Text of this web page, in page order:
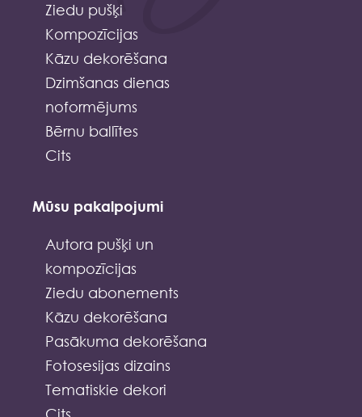
Ziedu pušķi
Kompozīcijas
Kāzu dekorēšana
Dzimšanas dienas
noformējums
Bērnu ballītes
Cits
Mūsu pakalpojumi
Autora pušķi un
kompozīcijas
Ziedu abonements
Kāzu dekorēšana
Pasākuma dekorēšana
Fotosesijas dizains
Tematiskie dekori